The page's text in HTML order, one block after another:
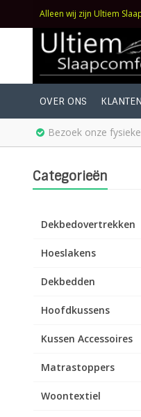
Alleen wij zijn Ultiem
OVER ONS
Bezoek onze
Categorieën
Dekbedovertrekken
Hoeslakens
Dekbedden
Hoofdkussens
Kussen Accessoires
Matrastoppers
Woontextiel